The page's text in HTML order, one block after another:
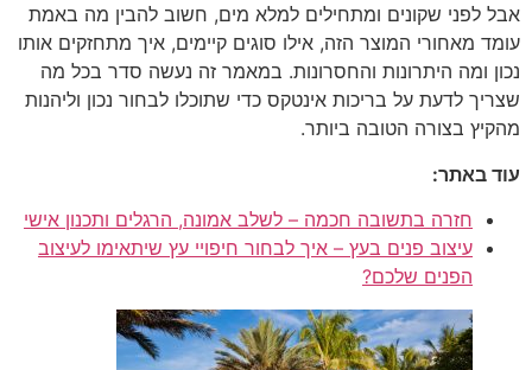
אבל לפני שקונים ומתחילים למלא מים, חשוב להבין מה באמת
עומד מאחורי המוצר הזה, אילו סוגים קיימים, איך מתחזקים אותו
נכון ומה היתרונות והחסרונות. במאמר זה נעשה סדר בכל מה
שצריך לדעת על בריכות אינטקס כדי שתוכלו לבחור נכון וליהנות
מהקיץ בצורה הטובה ביותר.
עוד באתר:
חזרה בתשובה חכמה – לשלב אמונה, הרגלים ותכנון אישי
עיצוב פנים בעץ – איך לבחור חיפויי עץ שיתאימו לעיצוב
הפנים שלכם?